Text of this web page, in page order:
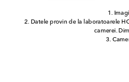
1.
2. Datele provin de la laboratoarele
camerei.
3.